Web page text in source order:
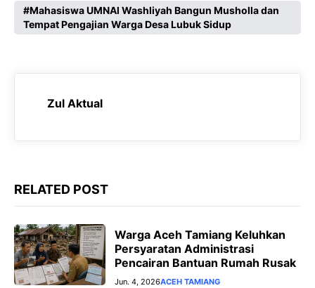
c
e
o
a
t
A
p
l
e
r
a
s
s
n
r
Mahasiswa UMNAl Washliyah Bangun Musholla dan
Tempat Pengajian Warga Desa Lubuk Sidup
Zul Aktual
RELATED POST
Warga Aceh Tamiang Keluhkan
Persyaratan Administrasi
Pencairan Bantuan Rumah Rusak
Jun. 4, 2026ACEH TAMIANG